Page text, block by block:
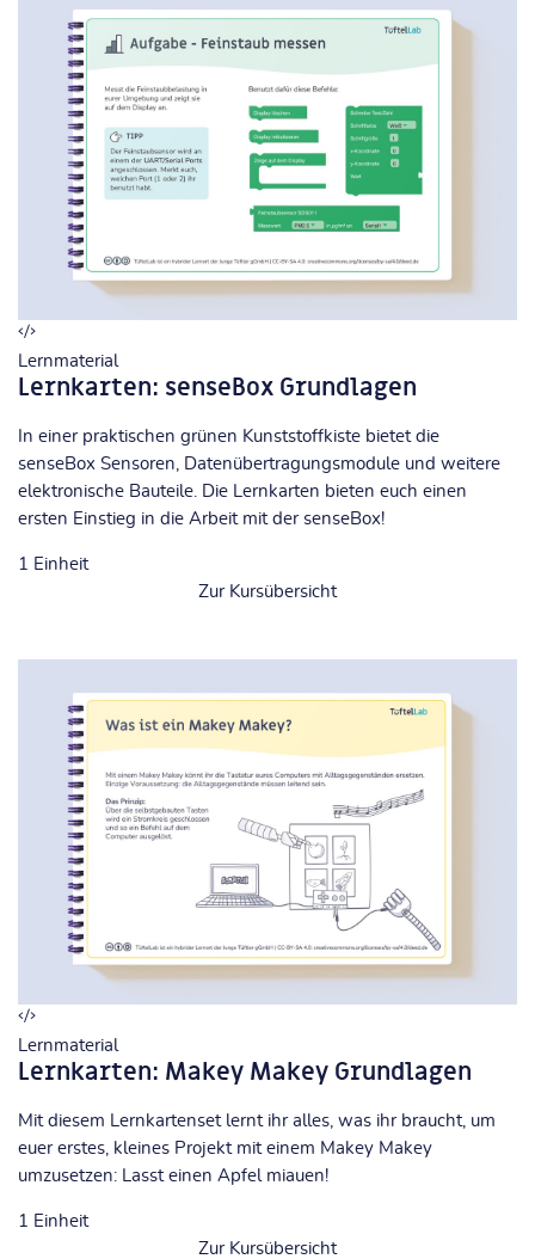
Lernmaterial
Lernkarten: senseBox Grundlagen
In einer praktischen grünen Kunststoffkiste bietet die
senseBox Sensoren, Datenübertragungsmodule und weitere
elektronische Bauteile. Die Lernkarten bieten euch einen
ersten Einstieg in die Arbeit mit der senseBox!
1 Einheit
Zur Kursübersicht
Lernmaterial
Lernkarten: Makey Makey Grundlagen
Mit diesem Lernkartenset lernt ihr alles, was ihr braucht, um
euer erstes, kleines Projekt mit einem Makey Makey
umzusetzen: Lasst einen Apfel miauen!
1
Einheit
Zur Kursübersicht